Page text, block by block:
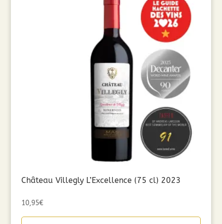
Château Villegly L’Excellence (75 cl) 2023
10,95€